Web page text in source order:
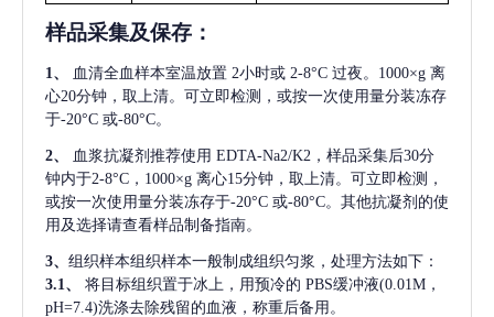
样品采集及保存 ：
1、 血清全血样本室温放置 2小时或 2-8°C 过夜。1000×g 离
心20分钟，取上清。可立即检测，或按一次使用量分装冻存
于-20°C 或-80°C。
2、 血浆抗凝剂推荐使用 EDTA-Na2/K2，样品采集后30分
钟内于2-8°C，1000×g 离心15分钟，取上清。可立即检测，
或按一次使用量分装冻存于-20°C 或-80°C。其他抗凝剂的使
用及选择请查看样品制备指南。
3、 组织样本组织样本一般制成组织匀浆，处理方法如下：
3.1、
将目标组织置于冰上，用预冷的 PBS缓冲液(0.01M，
pH=7.4)洗涤去除残留的血液，称重后备用。